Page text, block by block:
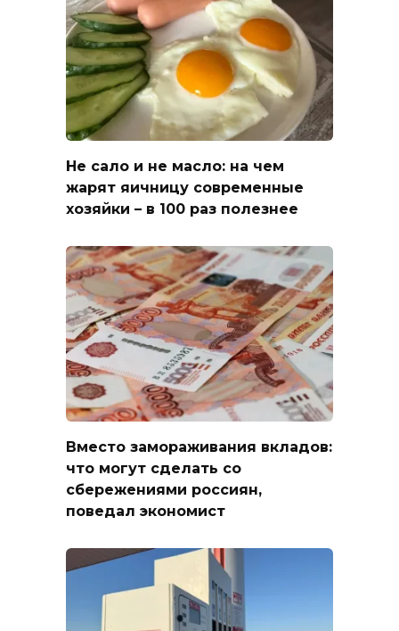
Не сало и не масло: на чем
жарят яичницу современные
хозяйки – в 100 раз полезнее
Вместо замораживания вкладов:
что могут сделать со
сбережениями россиян,
поведал экономист